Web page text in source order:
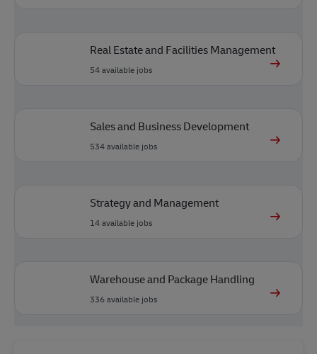
Real Estate and Facilities Management
54available jobs
Sales and Business Development
534available jobs
Strategy and Management
14available jobs
Warehouse and Package Handling
336available jobs